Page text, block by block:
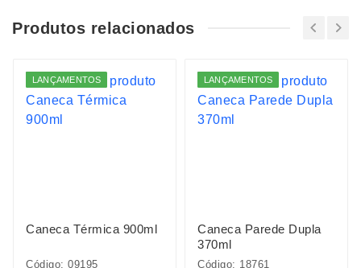
Produtos relacionados
LANÇAMENTOS
Caneca Térmica 900ml
Código: 09195
LANÇAMENTOS
Caneca Parede Dupla
370ml
Código: 18761